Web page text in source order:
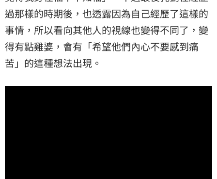
過那樣的時期後，也透露因為自己經歷了這樣的
事情，所以看向其他人的視線也變得不同了，變
得有點雞婆，會有「希望他們內心不要感到痛
苦」的這種想法出現。